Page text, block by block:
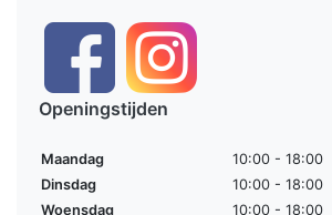
Openingstijden
Maandag
10:00 - 18:00
Dinsdag
10:00 - 18:00
Woensdag
10:00 - 18:00